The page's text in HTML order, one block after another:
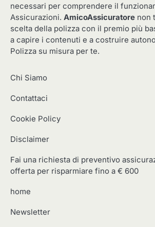
necessari per comprendere il
Assicurazioni. AmicoAssicuratore non
scelta della polizza con il premio più
a capire i contenuti e a costruire
Polizza su misura per te.
Chi Siamo
Contattaci
Cookie Policy
Disclaimer
Fai una richiesta di preventivo
offerta per risparmiare fino a € 600
home
Newsletter